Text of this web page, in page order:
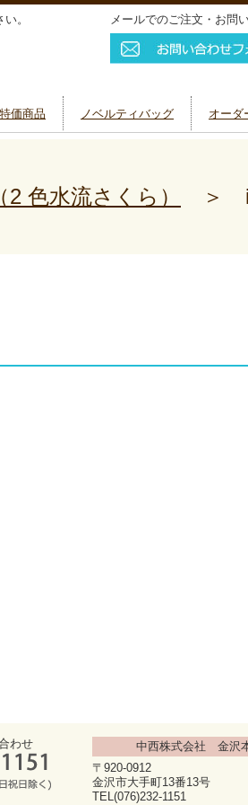
。 メールでのご注文・お問
特価商品 ノベルティバッグ オーダ
色水流さくら） ＞
わせ
中西株式会社 金沢
〒920-0912
金沢市大手町13番13号
TEL(076)232-1151